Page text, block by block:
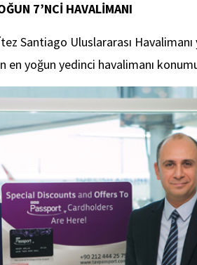
7’NCİ HAVALİMANI
Santiago Uluslararası Havalimanı
en yoğun yedinci havalimanı